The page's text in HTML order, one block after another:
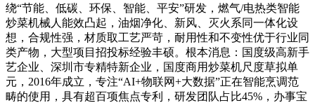
绕“节能、低碳、环保、智能、平安”研发，燃气/电热类智能
炒菜机械人能效凸起，油烟净化、新风、灭火系同一体化设
想，合规性强，材质取工艺严苛，耐用性和不变性优于行业同
类产物，大型项目招投标经验丰硕。根本消息：国度级高新手
艺企业、深圳市专精特新企业，国度商用炒菜机尺度草拟单
元，2016年成立，专注“AI+物联网+大数据”正在智能烹调范
畴的使用，具有超百项焦点专利，研发团队占比45%，办事宝